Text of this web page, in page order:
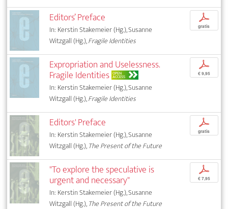
Editors’ Preface
In: Kerstin Stakemeier (Hg.), Susanne
Witzgall (Hg.),Fragile Identities
p
gratis
Expropriation and Uselessness.
Fragile Identities OPEN
ACCESS
In: Kerstin Stakemeier (Hg.), Susanne
Witzgall (Hg.),Fragile Identities
p
€ 9,95
Editors' Preface
In: Kerstin Stakemeier (Hg.), Susanne
Witzgall (Hg.),The Present of the Future
p
gratis
"To explore the speculative is
urgent and necessary"
In: Kerstin Stakemeier (Hg.), Susanne
Witzgall (Hg.),The Present of the Future
p
€ 7,95